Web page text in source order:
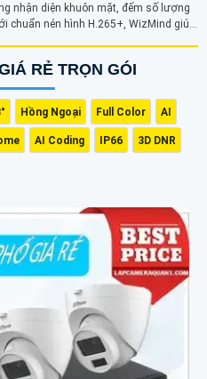
nhận diện khuôn mặt, đếm số lượng
chuẩn nén hình H.265+, WizMind giúp
sát an ninh.
RẺ TRỌN GÓI
Hồng Ngoại Full Color AI
AI Coding IP66 3D DNR